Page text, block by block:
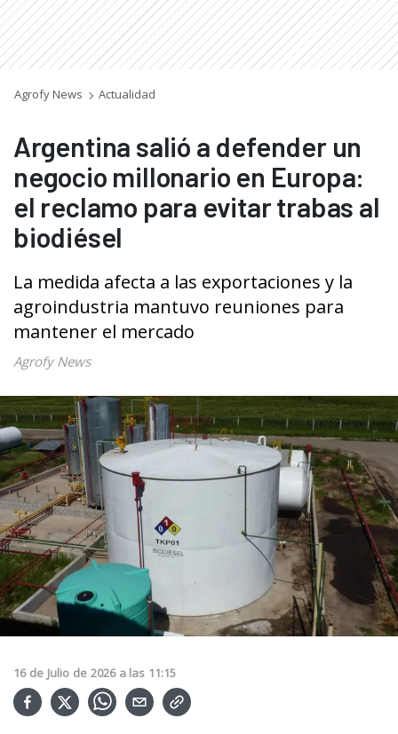
Agrofy News Actualidad
Argentina salió a defender un
negocio millonario en Europa:
el reclamo para evitar trabas al
biodiésel
La medida afecta a las exportaciones y la
agroindustria mantuvo reuniones para
mantener el mercado
Agrofy News
16 de Julio de 2026 a las 11:15